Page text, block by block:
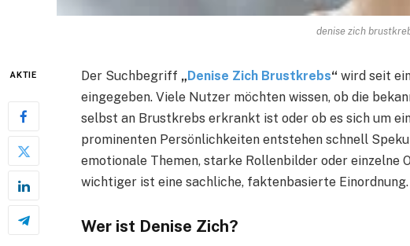
denise zich
AKTIE Der Suchbegriff „ Denise Zich Brustkrebs“ wird seit
eingegeben. Viele Nutzer möchten wissen, ob die
selbst an Brustkrebs erkrankt ist oder ob es sich um
prominenten Persönlichkeiten entstehen schnell
emotionale Themen, starke Rollenbilder oder einzelne
wichtiger ist eine sachliche, faktenbasierte Einordnung.
Wer ist Denise Zich?